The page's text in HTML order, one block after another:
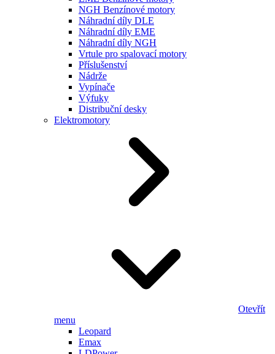
NGH Benzínové motory
Náhradní díly DLE
Náhradní díly EME
Náhradní díly NGH
Vrtule pro spalovací motory
Příslušenství
Nádrže
Vypínače
Výfuky
Distribuční desky
Elektromotory
Otevřít
menu
Leopard
Emax